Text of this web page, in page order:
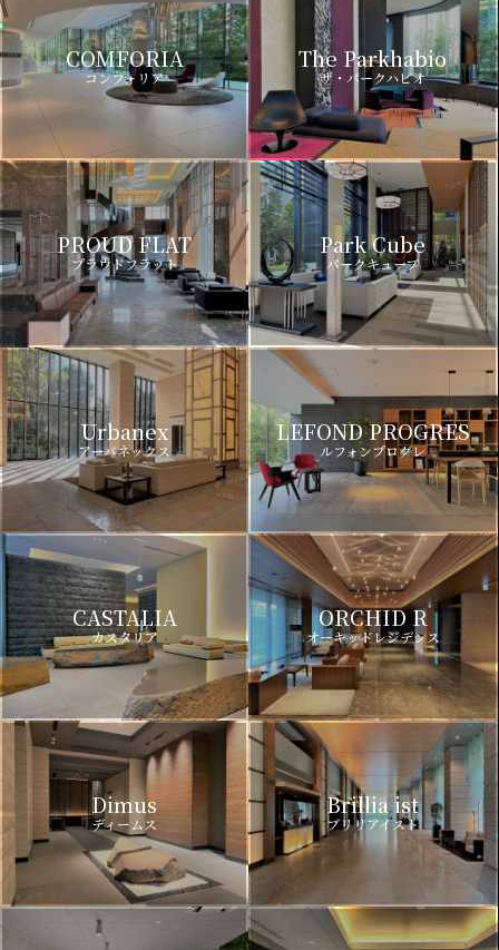
COMFORIA
コンフォリア
The Parkhabio
ザ・パークハビオ
PROUD FLAT
プラウドフラット
Park Cube
パークキューブ
Urbanex
アーバネックス
LEFOND PROGRES
ルフォンプログレ
CASTALIA
カスタリア
ORCHID R
オーキッドレジデンス
Dimus
ディームス
Brillia ist
ブリリアイスト